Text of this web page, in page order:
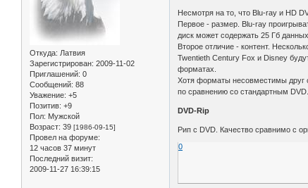
Откуда: Латвия
Зарегистрирован: 2009-11-02
Приглашений: 0
Сообщений: 88
Уважение: +5
Позитив: +9
Пол: Мужской
Возраст: 39 [1986-09-15]
Провел на форуме:
12 часов 37 минут
Последний визит:
2009-11-27 16:39:15
Несмотря на то, что Blu-ray и HD
Первое - размер. Blu-ray
диск может содержать 25 Гб
Второе отличие - контент.
Twentieth Century Fox и Disney
форматах.
Хотя форматы несовместимы друг
по сравнению со стандартным DVD.
DVD-Rip
Рип с DVD. Качество сравнимо с
0